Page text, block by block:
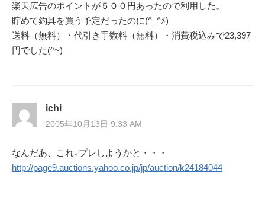
楽天広告のポイントが５００円あったので利用した。
貯めて釣具を買う予定だったのに(^_^ﾒ)
送料（無料）・代引き手数料（無料）・消費税込みで23,397
円でした(^~)
ichi
2005年10月13日 9:33 AM
なんだあ、これ↓プレしようかと・・・
http://page9.auctions.yahoo.co.jp/jp/auction/k24184044